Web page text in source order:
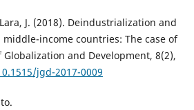
J. (2018). Deindustrialization and
income countries: The case of
Globalization and Development, 8(2),
jgd-2017-0009